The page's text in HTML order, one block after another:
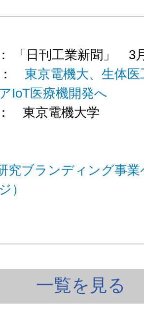
日刊工業新聞」 3
東京電機大、生体
IoT医療機開発へ
京電機大学
究ブランディング事
）
一覧を見る